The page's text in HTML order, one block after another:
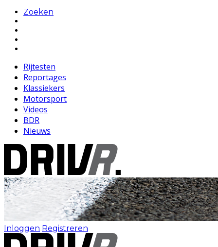
Zoeken
Rijtesten
Reportages
Klassiekers
Motorsport
Videos
BDR
Nieuws
Inloggen Registreren